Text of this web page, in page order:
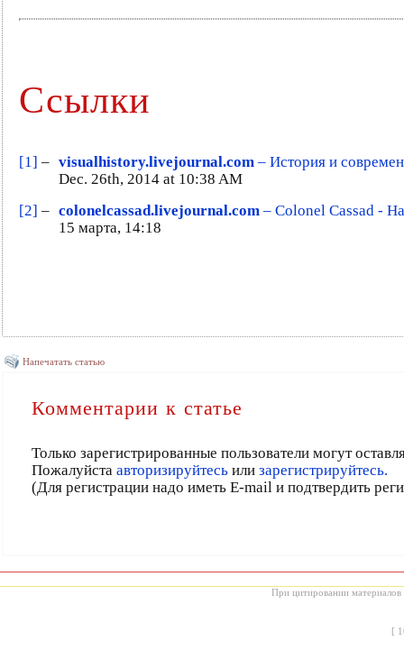
Ссылки
[1] – visualhistory.livejournal.com – История и
Dec. 26th, 2014 at 10:38 AM
[2] – colonelcassad.livejournal.com – Colonel Cassad -
15 марта, 14:18
Напечатать статью
Комментарии к статье
Только зарегистрированные пользователи могут
Пожалуйста авторизируйтесьили зарегистрируйтесь.
(Для регистрации надо иметь E-mail и подтвердить
При цитировании материалов
[